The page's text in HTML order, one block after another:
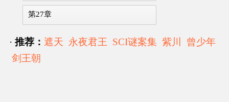
第27章
· 推荐： 遮天 永夜君王 SCI谜案集 紫川
曾少年
剑王朝